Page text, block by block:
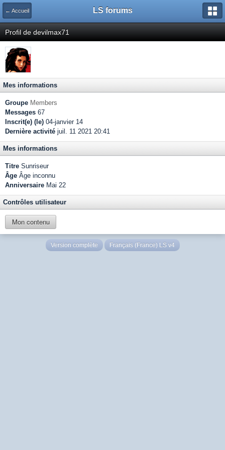
← Accueil LS forums
Profil de devilmax71
Mes informations
Groupe Members
Messages 67
Inscrit(e) (le) 04-janvier 14
Dernière activité juil. 11 2021 20:41
Mes informations
Titre Sunriseur
Âge Âge inconnu
Anniversaire Mai 22
Contrôles utilisateur
Mon contenu
Version complète Français (France) LS v4